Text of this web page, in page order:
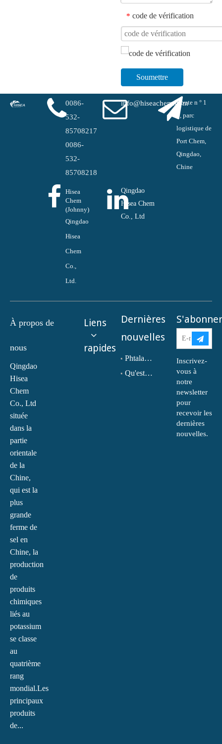
* code de vérification
Soumettre
0086-
532-
85708217
0086-
532-
85708218
info@hiseachem.comRoute n ° 1
#, parc
logistique de
Port Chem,
Qingdao,
Chine
Hisea
Chem
(Johnny)
Qingdao
Hisea
Chem
Co.,
Ltd.
Qingdao
Hisea Chem
Co., Ltd
À propos de
nous
Qingdao
Hisea
Chem
Co., Ltd
située
dans la
partie
orientale
de la
Chine,
qui est la
plus
grande
ferme de
sel en
Chine, la
production
de
produits
chimiques
liés au
potassium
se classe
au
quatrième
rang
mondial.Les
principaux
produits
de...
Liens
rapides
Dernières
nouvelles
Phtalate de dioctyle (DOP) N° CAS : 117-81-7
Qu'est-ce que la monoéthanolamine (MEA) ?
S'abonner
Inscrivez-
vous à
notre
newsletter
pour
recevoir les
dernières
nouvelles.